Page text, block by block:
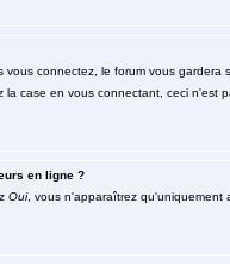
vous connectez, le forum vous gardera
case en vous connectant, ceci n'est
en ligne ?
Oui, vous n'apparaîtrez qu'uniquement